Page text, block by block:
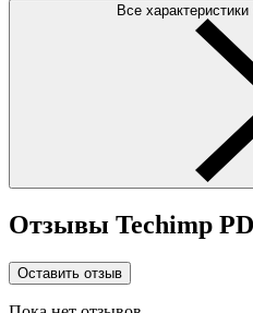
Все характеристики
Отзывы Techimp
Оставить отзыв